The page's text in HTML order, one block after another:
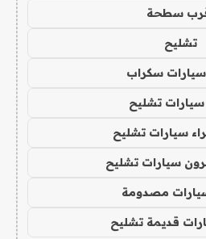
سطحة
تشليح
سكراب
تشليح
سيارات تشليح
سيارات تشليح
مصدومة
قديمة تشليح